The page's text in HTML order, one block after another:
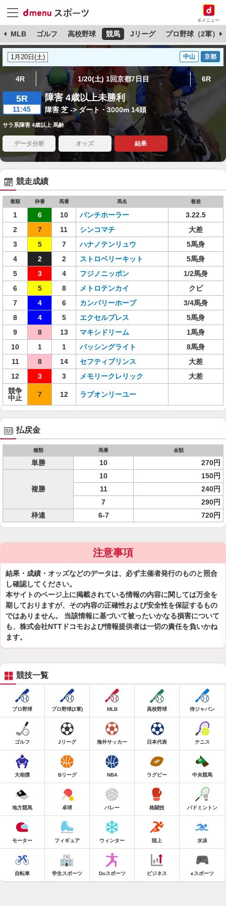
dメニュー
MLB ゴルフ 高校野球 競馬 Jリーグ プロ野球（2軍）
中山 京都
4R 1/20(土) 1回京都7日目 6R
5R
11:45
障害 4歳以上未勝利
障害 芝 -> ダート・3000m 14頭
サラ系障害 4歳以上 馬齢
データ分析 オッズ 結果
競走成績
着順 枠番 馬番 馬名 着差
1 6 10 パンチホーラー
3.22.5
2
7 11 シンコマチ
大差
3
5 7 ハナノテンリュウ
5馬身
4
2 2 ストロベリーキット
5馬身
5
3 4 フジノニッポン
1/2馬身
6
5 8 メトロテンカイ
クビ
7
4 6 カンパリーホープ
3/4馬身
8
4 5 エクセルプレス
5馬身
9
8 13 マキシドリーム
1馬身
10
1 1 パッシングライト
8馬身
11
8 14 セフティプリンス
大差
12
3 3 メモリークレリック
大差
競争
中止
7 12 ラブオンリーユー
払戻金
種類 馬番 金額
単勝 10 270円
複勝
10
150円
11
240円
7
290円
枠連
6-7 720円
注意事項
結果・成績・オッズなどのデータは、必ず主催者発行のものと照合
し確認してください。
本サイトのページ上に掲載されている情報の内容に関しては万全を
期しておりますが、その内容の正確性および安全性を保証するもの
ではありません。 当該情報に基づいて被ったいかなる損害について
も、株式会社NTTドコモおよび情報提供者は一切の責任を負いかね
ます。
競技一覧
プロ野球 プロ野球(2軍) MLB 高校野球 侍ジャパン
ゴルフ Jリーグ 海外サッカー 日本代表 テニス
大相撲 Bリーグ NBA ラグビー 中央競馬
地方競馬 卓球 バレー 格闘技 バドミントン
モーター フィギュア ウィンター 陸上 水泳
自転車 学生スポーツ Doスポーツ ビジネス eスポーツ